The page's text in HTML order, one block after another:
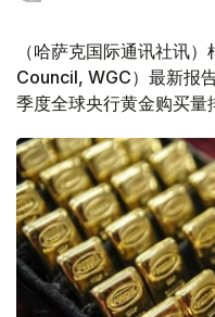
（哈萨克国际通讯社讯
Council, WGC）最新报
季度全球央行黄金购买量